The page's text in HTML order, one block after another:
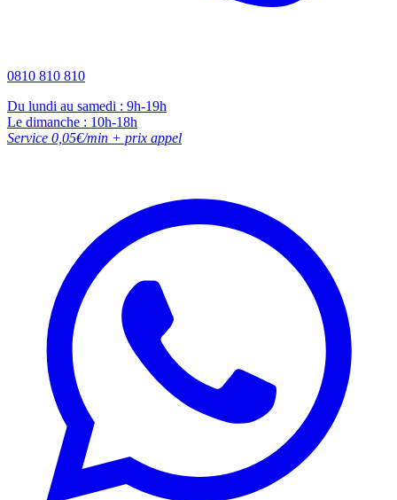
0810 810 810
Du lundi au samedi : 9h-19h
Le dimanche : 10h-18h
Service 0,05€/min + prix appel